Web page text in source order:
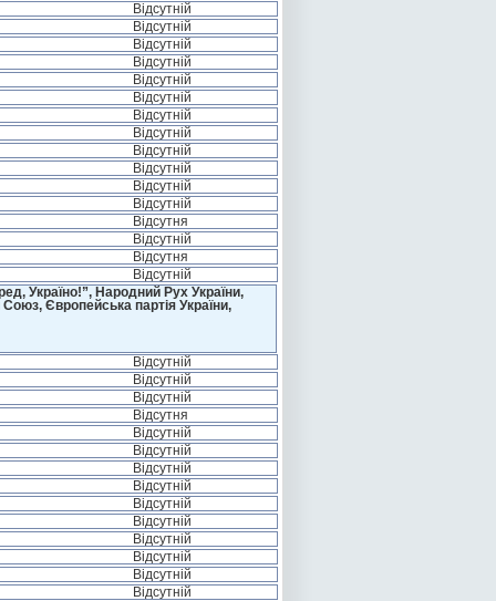
Відсутній
Відсутній
Відсутній
Відсутній
Відсутній
Відсутній
Відсутній
Відсутній
Відсутній
Відсутній
Відсутній
Відсутній
Відсутня
Відсутній
Відсутня
Відсутній
Україно!”, Народний Рух України,
Європейська партія України,
Відсутній
Відсутній
Відсутній
Відсутня
Відсутній
Відсутній
Відсутній
Відсутній
Відсутній
Відсутній
Відсутній
Відсутній
Відсутній
Відсутній